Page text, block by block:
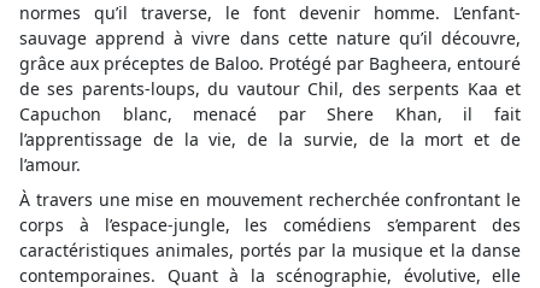
normes qu’il traverse, le font devenir homme. L’enfant-
sauvage apprend à vivre dans cette nature qu’il découvre,
grâce aux préceptes de Baloo. Protégé par Bagheera, entouré
de ses parents-loups, du vautour Chil, des serpents Kaa et
Capuchon blanc, menacé par Shere Khan, il fait
l’apprentissage de la vie, de la survie, de la mort et de
l’amour.
À travers une mise en mouvement recherchée confrontant le
corps à l’espace-jungle, les comédiens s’emparent des
caractéristiques animales, portés par la musique et la danse
contemporaines. Quant à la scénographie, évolutive, elle